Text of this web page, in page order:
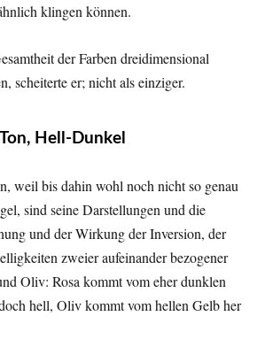
klingen können.
der Farben dreidimensional
scheiterte er; nicht als einziger.
Hell-Dunkel
weil bis dahin wohl noch nicht so genau
sind seine Darstellungen und die
und der Wirkung der Inversion, der
zweier aufeinander bezogener
Oliv: Rosa kommt vom eher dunklen
hell, Oliv kommt vom hellen Gelb her